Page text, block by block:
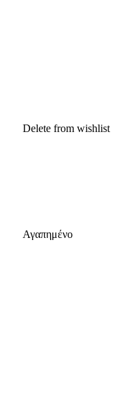
Delete from wishlist
Αγαπημένο